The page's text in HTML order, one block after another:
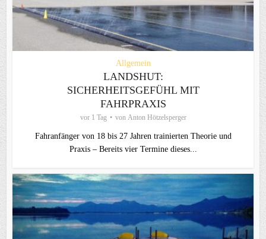
Allgemein
LANDSHUT:
SICHERHEITSGEFÜHL MIT
FAHRPRAXIS
vor 1 Tag von Anton Hötzelsperger
Fahranfänger von 18 bis 27 Jahren trainierten Theorie und
Praxis – Bereits vier Termine dieses...